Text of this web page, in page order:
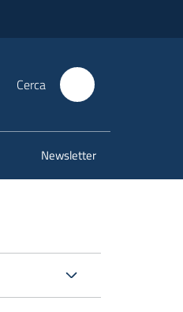
Cerca
Newsletter